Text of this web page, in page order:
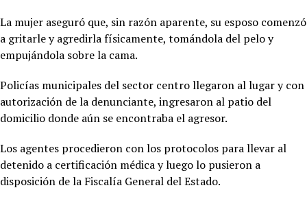
La mujer aseguró que, sin razón aparente, su esposo comenzó
a gritarle y agredirla físicamente, tomándola del pelo y
empujándola sobre la cama.
Policías municipales del sector centro llegaron al lugar y con
autorización de la denunciante, ingresaron al patio del
domicilio donde aún se encontraba el agresor.
Los agentes procedieron con los protocolos para llevar al
detenido a certificación médica y luego lo pusieron a
disposición de la Fiscalía General del Estado.